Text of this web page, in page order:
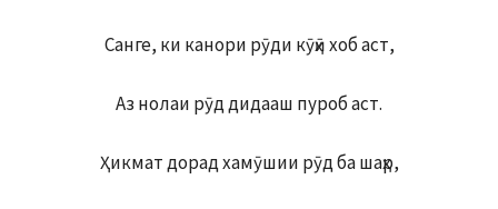
Санге, ки канори рӯди кӯҳӣ хоб аст,
Аз нолаи рӯд дидааш пуроб аст.
Ҳикмат дорад хамӯшии рӯд ба шаҳр,